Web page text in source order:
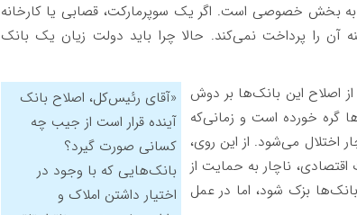
بخش خصوصی است. اگر یک سوپرمارکت، قصابی یا کارخانه
را پرداخت نمی‌کند. حالا چرا باید دولت زیان یک بانک
«آقای رئیس‌کل، اصلاح بانک
آینده قرار است از جیب چه
کسانی صورت گیرد؟
بانک‌هایی که با وجود در
اختیار داشتن املاک و
از اصلاح این بانک‌ها بر دوش
گره خورده است و زمانی‌که
اختلال می‌شود. از این روی،
ناچار به حمایت از
بزک شود، اما در عمل